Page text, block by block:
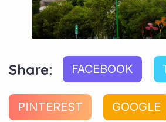
Share: FACEBOOK
PINTEREST GOOGLE